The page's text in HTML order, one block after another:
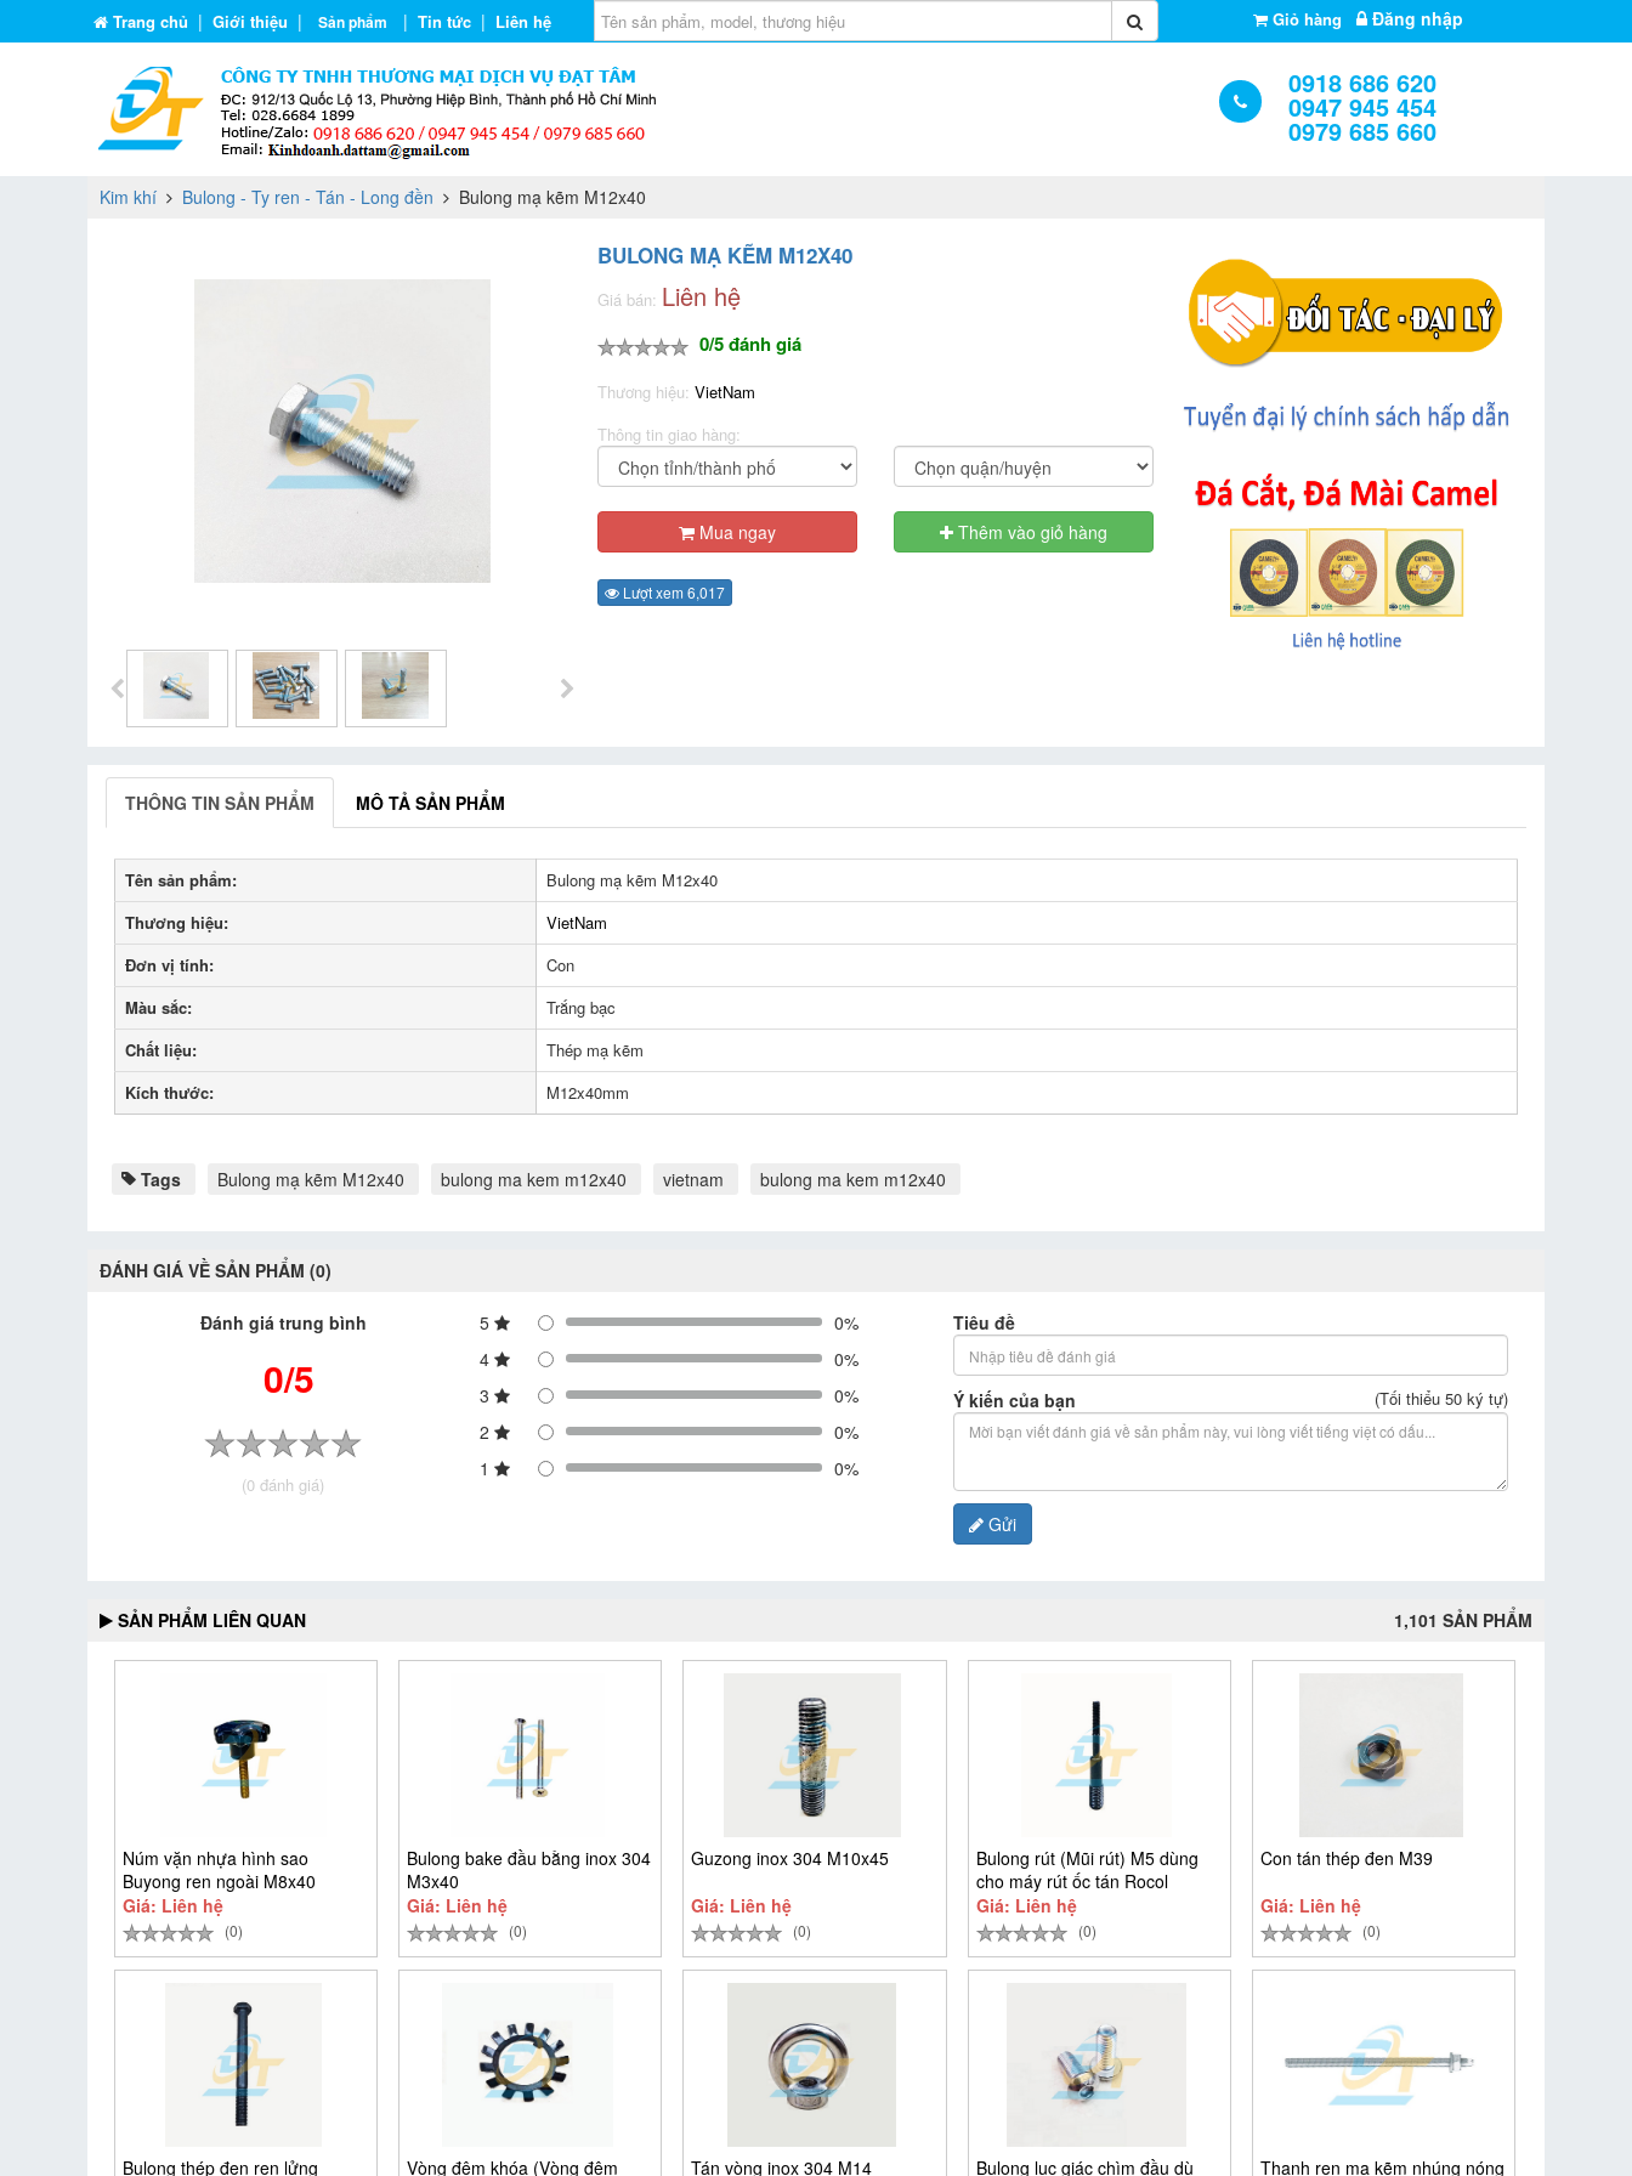
Trang chủ | Giới thiệu | Sản phẩm | Tin tức | Liên hệ Giỏ hàng Đăng nhập
0918 686 620
0947 945 454
0979 685 660
Kim khí Bulong - Ty ren - Tán - Long đền Bulong mạ kẽm M12x40
BULONG MẠ KẼM M12X40
Giá bán: Liên hệ
0/5 đánh giá
Thương hiệu: VietNam
Thông tin giao hàng:
Mua ngay Thêm vào giỏ hàng
Lượt xem 6,017
THÔNG TIN SẢN PHẨM MÔ TẢ SẢN PHẨM
Tên sản phẩm:
Bulong mạ kẽm M12x40
Thương hiệu:
VietNam
Đơn vị tính:
Con
Màu sắc:
Trắng bạc
Chất liệu:
Thép mạ kẽm
Kích thước:
M12x40mm
Tags Bulong mạ kẽm M12x40 bulong ma kem m12x40 vietnam bulong ma kem m12x40
ĐÁNH GIÁ VỀ SẢN PHẨM (0)
Đánh giá trung bình
0/5
(0 đánh giá)
5
0%
4
0%
3
0%
2
0%
1
0%
Tiêu đề
Ý kiến của bạn (Tối thiểu 50 ký tự)
Gửi
SẢN PHẨM LIÊN QUAN 1,101 SẢN PHẨM
Núm vặn nhựa hình sao
Buyong ren ngoài M8x40
Giá: Liên hệ
(0)
Bulong bake đầu bằng inox 304
M3x40
Giá: Liên hệ
(0)
Guzong inox 304 M10x45
Giá: Liên hệ
(0)
Bulong rút (Mũi rút) M5 dùng
cho máy rút ốc tán Rocol
Giá: Liên hệ
(0)
Con tán thép đen M39
Giá: Liên hệ
(0)
Bulong thép đen ren lửng Vòng đệm khóa (Vòng đệm Tán vòng inox 304 M14 Bulong lục giác chìm đầu dù Thanh ren mạ kẽm nhúng nóng